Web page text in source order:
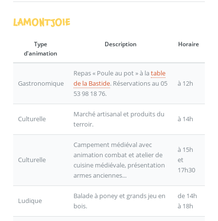
LAMONTJOIE
Type
d'animation
Description Horaire
Gastronomique
Repas « Poule au pot » à la table
de la Bastide. Réservations au 05
53 98 18 76.
à 12h
Culturelle
Marché artisanal et produits du
terroir.
à 14h
Culturelle
Campement médiéval avec
animation combat et atelier de
cuisine médiévale, présentation
armes anciennes...
à 15h
et
17h30
Ludique
Balade à poney et grands jeu en
bois.
de 14h
à 18h